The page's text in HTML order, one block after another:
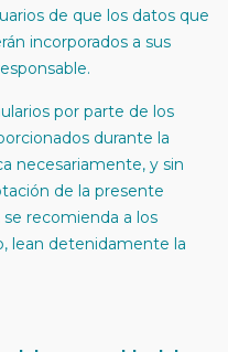
de que los datos que
incorporados a sus
por parte de los
durante la
necesariamente, y sin
de la presente
recomienda a los
lean detenidamente la